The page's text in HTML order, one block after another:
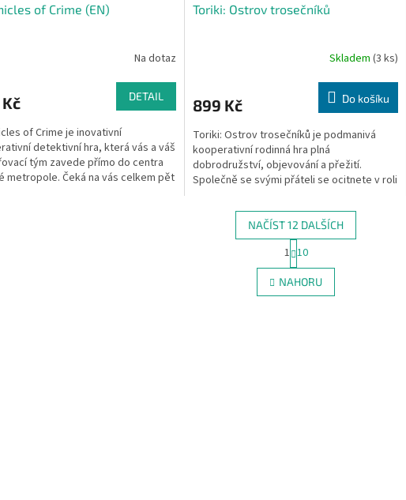
of Crime (EN)
Na dotaz
DETAIL
of Crime je inovativní
detektivní hra, která vás a váš
tým zavede přímo do centra
metropole. Čeká na vás celkem pět
Toriki: Ostrov trosečníků
Skladem (3 ks)
899 Kč Do košíku
Toriki: Ostrov trosečníků je podmanivá
kooperativní rodinná hra plná
dobrodružství, objevování a přežití.
Společně se svými přáteli se ocitnete v roli
O
v
l
NAČÍST 12 DALŠÍCH
S
t
r
á
n
1 10
NAHORU